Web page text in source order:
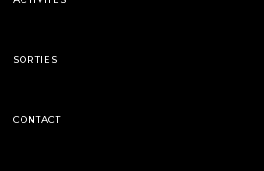
SORTIES
CONTACT